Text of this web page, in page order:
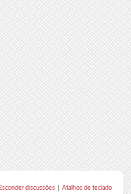
Esconder discussões Atalhos de teclado